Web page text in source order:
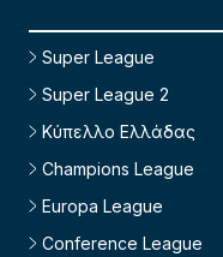
Super League
Super League 2
Κύπελλο Ελλάδας
Champions League
Europa League
Conference League